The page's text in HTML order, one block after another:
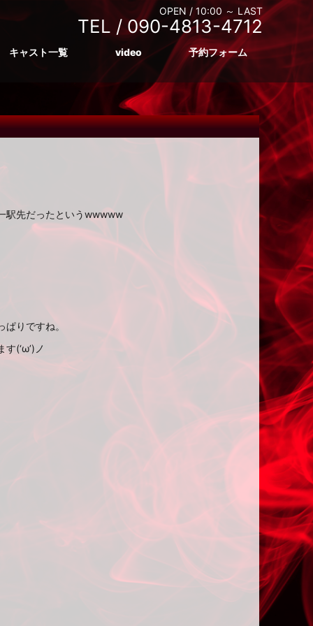
OPEN / 10:00 ～ LAST
TEL /090-4813-4712
キャスト一覧 video 予約フォーム
駅先だったというwwwww
りですね。
(‘ω’)ノ